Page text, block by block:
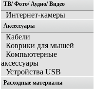
ТВ/ Фото/ Аудио/ Видео
Интернет-камеры
Аксессуары
Кабели
Коврики для мышей
Компьютерные
аксессуары
Устройства USB
Расходные материалы